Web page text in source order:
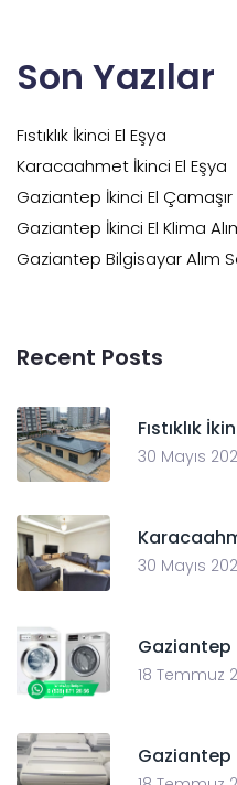
Son Yazılar
Fıstıklık İkinci El Eşya
Karacaahmet İkinci El Eşya
Gaziantep İkinci El
Gaziantep İkinci El Klima
Gaziantep Bilgisayar Alım
Recent Posts
Fıstıklık
30 Mayıs
30 Mayıs
Gaziantep
18 Temmuz
Gaziantep